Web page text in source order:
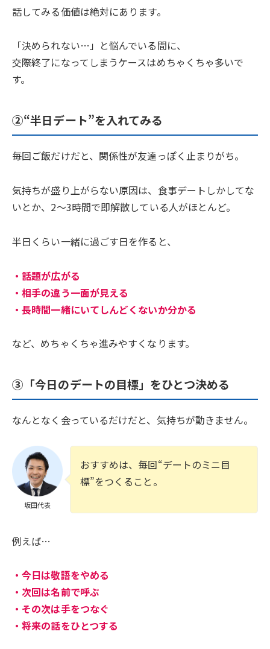
話してみる価値は絶対にあります。
「決められない…」と悩んでいる間に、
交際終了になってしまうケースはめちゃくちゃ多いで
す。
②“半日デート”を入れてみる
毎回ご飯だけだと、関係性が友達っぽく止まりがち。
気持ちが盛り上がらない原因は、食事デートしかしてな
いとか、2〜3時間で即解散している人がほとんど。
半日くらい一緒に過ごす日を作ると、
・話題が広がる
・相手の違う一面が見える
・長時間一緒にいてしんどくないか分かる
など、めちゃくちゃ進みやすくなります。
③「今日のデートの目標」をひとつ決める
なんとなく会っているだけだと、気持ちが動きません。
坂田代表
おすすめは、毎回“デートのミニ目
標”をつくること。
例えば…
・今日は敬語をやめる
・次回は名前で呼ぶ
・その次は手をつなぐ
・将来の話をひとつする